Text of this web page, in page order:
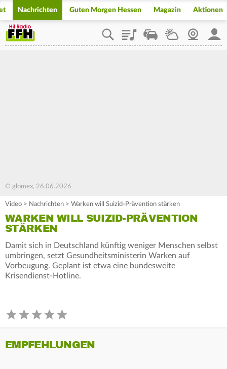
Nachrichten Guten Morgen Hessen Magazin Aktionen
PlaylistStaupilotWetterWebcam
© glomex, 26.06.2026
Video > Nachrichten > Warken will Suizid-Prävention stärken
WARKEN WILL SUIZID-PRÄVENTION
STÄRKEN
Damit sich in Deutschland künftig weniger Menschen selbst
umbringen, setzt Gesundheitsministerin Warken auf
Vorbeugung. Geplant ist etwa eine bundesweite
Krisendienst-Hotline.
EMPFEHLUNGEN